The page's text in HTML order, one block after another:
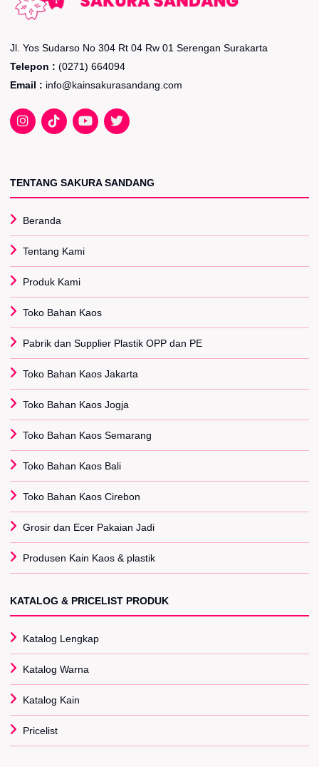
Jl. Yos Sudarso No 304 Rt 04 Rw 01 Serengan Surakarta
Telepon : (0271) 664094
Email : info@kainsakurasandang.com
TENTANG SAKURA SANDANG
Beranda
Tentang Kami
Produk Kami
Toko Bahan Kaos
Pabrik dan Supplier Plastik OPP dan PE
Toko Bahan Kaos Jakarta
Toko Bahan Kaos Jogja
Toko Bahan Kaos Semarang
Toko Bahan Kaos Bali
Toko Bahan Kaos Cirebon
Grosir dan Ecer Pakaian Jadi
Produsen Kain Kaos & plastik
KATALOG & PRICELIST PRODUK
Katalog Lengkap
Katalog Warna
Katalog Kain
Pricelist